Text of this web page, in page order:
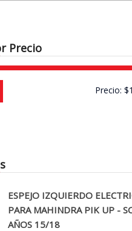
Precio
Precio:
ESPEJO IZQUIERDO
PARA MAHINDRA PIK UP -
AÑOS 15/18